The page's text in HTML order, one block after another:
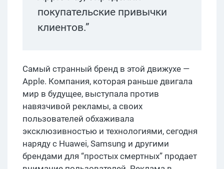
покупательские привычки
клиентов.”
Самый странный бренд в этой движухе —
Apple. Компания, которая раньше двигала
мир в будущее, выступала против
навязчивой рекламы, а своих
пользователей обхаживала
эксклюзивностью и технологиями, сегодня
наряду с Huawei, Samsung и другими
брендами для “простых смертных” продает